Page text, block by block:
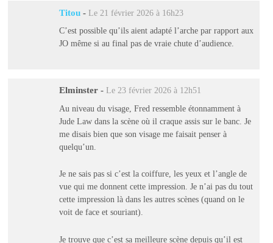
Titou - Le 21 février 2026 à 16h23
C’est possible qu’ils aient adapté l’arche par rapport aux
JO même si au final pas de vraie chute d’audience.
Elminster - Le 23 février 2026 à 12h51
Au niveau du visage, Fred ressemble étonnamment à
Jude Law dans la scène où il craque assis sur le banc. Je
me disais bien que son visage me faisait penser à
quelqu’un.
Je ne sais pas si c’est la coiffure, les yeux et l’angle de
vue qui me donnent cette impression. Je n’ai pas du tout
cette impression là dans les autres scènes (quand on le
voit de face et souriant).
Je trouve que c’est sa meilleure scène depuis qu’il est